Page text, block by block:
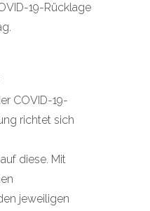
19-Rücklage
COVID-19-
richtet sich
diese. Mit
jeweiligen